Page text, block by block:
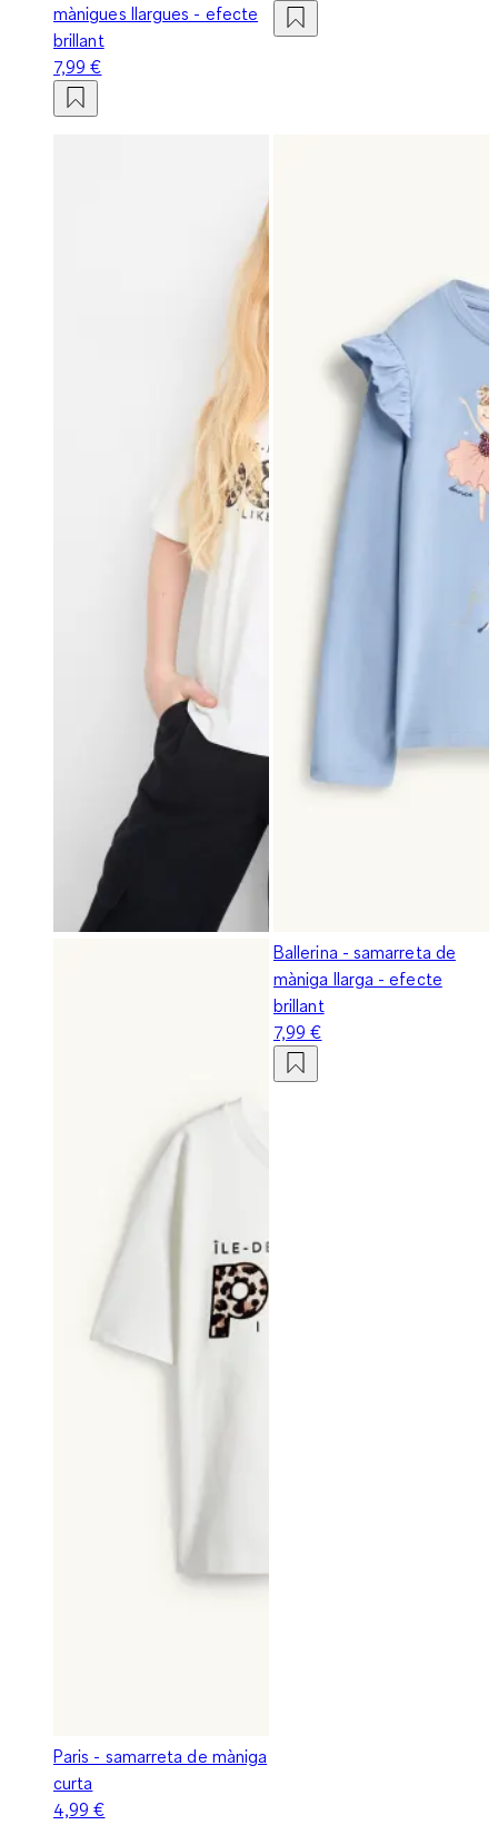
mànigues llargues - efecte
brillant
7,99 €
Paris - samarreta de màniga
curta
4,99 €
Ballerina - samarreta de
màniga llarga - efecte
brillant
7,99 €